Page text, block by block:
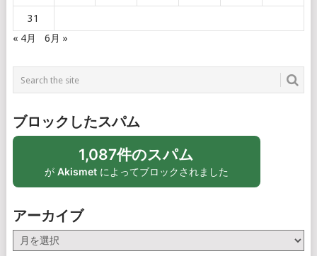
31
« 4月
6月 »
ブロックしたスパム
1,087件のスパム
が Akismetによってブロックされました
アーカイブ
ー